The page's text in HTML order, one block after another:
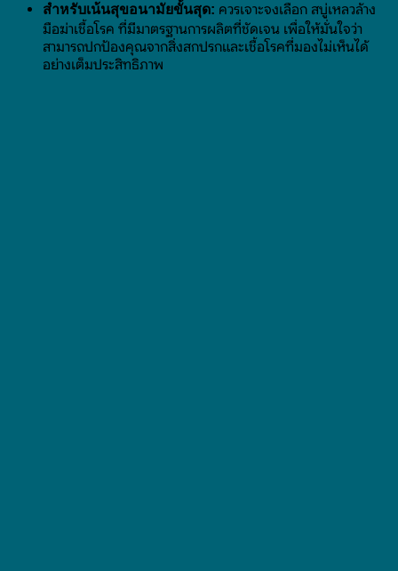
สำหรับเน้นสุขอนามัยขั้นสุด: ควรเจาะจงเลือก สบู่เหลวล้าง
มือฆ่าเชื้อโรค ที่มีมาตรฐานการผลิตที่ชัดเจน เพื่อให้มั่นใจว่า
สามารถปกป้องคุณจากสิ่งสกปรกและเชื้อโรคที่มองไม่เห็นได้
อย่างเต็มประสิทธิภาพ